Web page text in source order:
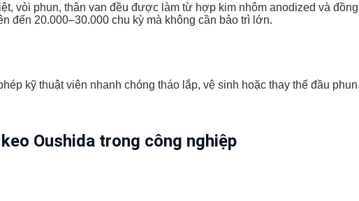
vòi phun, thân van đều được làm từ hợp kim nhôm anodized và
đến 20.000–30.000 chu kỳ mà không cần bảo trì lớn.
kỹ thuật viên nhanh chóng tháo lắp, vệ sinh hoặc thay thế đầu phun.
Oushida trong công nghiệp